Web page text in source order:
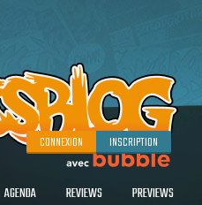
CONNEXION INSCRIPTION
AGENDA REVIEWS PREVIEWS